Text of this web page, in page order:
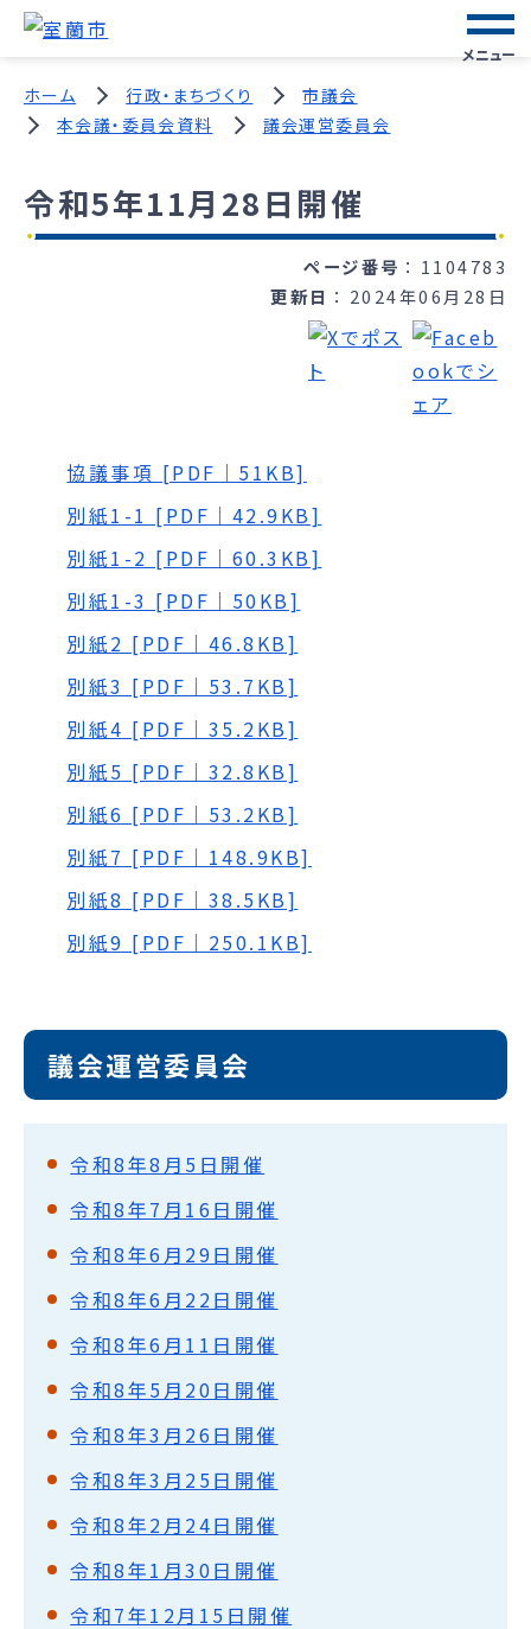
メニュー
ホーム 行政・まちづくり
市議会
本会議・委員会資料
議会運営委員会
令和5年11月28日開催
ページ番号
1104783
更新日
2024年06月28日
協議事項 [PDF｜51KB]
別紙1-1 [PDF｜42.9KB]
別紙1-2 [PDF｜60.3KB]
別紙1-3 [PDF｜50KB]
別紙2 [PDF｜46.8KB]
別紙3 [PDF｜53.7KB]
別紙4 [PDF｜35.2KB]
別紙5 [PDF｜32.8KB]
別紙6 [PDF｜53.2KB]
別紙7 [PDF｜148.9KB]
別紙8 [PDF｜38.5KB]
別紙9 [PDF｜250.1KB]
議会運営委員会
令和8年8月5日開催
令和8年7月16日開催
令和8年6月29日開催
令和8年6月22日開催
令和8年6月11日開催
令和8年5月20日開催
令和8年3月26日開催
令和8年3月25日開催
令和8年2月24日開催
令和8年1月30日開催
令和7年12月15日開催